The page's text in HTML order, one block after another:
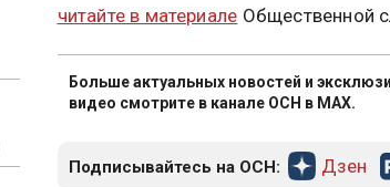
читайте в материале Общественной
Больше актуальных новостей и
видео смотрите в канале ОСН в MAX.
Подписывайтесь на ОСН: Дзен